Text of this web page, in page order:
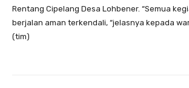
Rentang Cipelang Desa Lohbener. “Semua
berjalan aman terkendali, “jelasnya kepada
(tim)